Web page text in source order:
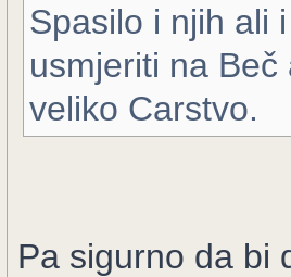
Spasilo i njih ali
usmjeriti na
veliko Carstvo.
Pa sigurno da bi